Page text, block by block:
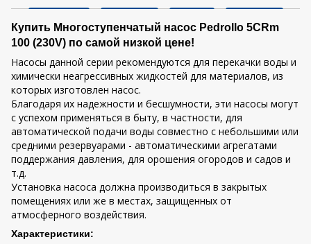
Купить Многоступенчатый насос Pedrollo 5CRm
100 (230V) по самой низкой цене!
Насосы данной серии рекомендуются для перекачки воды и
химически неагрессивных жидкостей для материалов, из
которых изготовлен насос.
Благодаря их надежности и бесшумности, эти насосы могут
с успехом применяться в быту, в частности, для
автоматической подачи воды совместно с небольшими или
средними резервуарами - автоматическими агрегатами
поддержания давления, для орошения огородов и садов и
т.д.
Установка насоса должна производиться в закрытых
помещениях или же в местах, защищенных от
атмосферного воздействия.
Характеристики: